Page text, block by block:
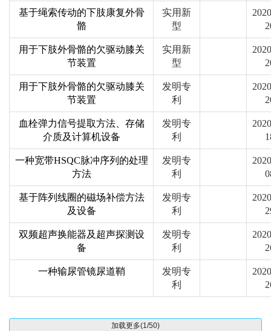
基于绳索传动的下肢康复外骨
骼
实用新
型
用于下肢外骨骼的欠驱动膝关
节装置
实用新
型
用于下肢外骨骼的欠驱动膝关
节装置
发明专
利
血栓弹力信号提取方法、存储
介质及计算机设备
发明专
利
一种宽带HSQC脉冲序列的处理
方法
发明专
利
基于阵列线圈的磁场补偿方法
及设备
发明专
利
双频超声换能器及超声探测设
备
发明专
利
一种输尿管镜尿道鞘
发明专
利
加载更多(1/50)